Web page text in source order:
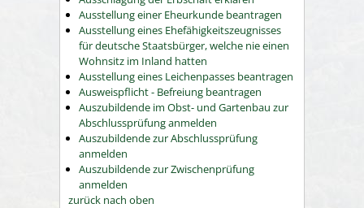
Ausstellung einer Eheurkunde beantragen
Ausstellung eines Ehefähigkeitszeugnisses
für deutsche Staatsbürger, welche nie einen
Wohnsitz im Inland hatten
Ausstellung eines Leichenpasses beantragen
Ausweispflicht - Befreiung beantragen
Auszubildende im Obst- und Gartenbau zur
Abschlussprüfung anmelden
Auszubildende zur Abschlussprüfung
anmelden
Auszubildende zur Zwischenprüfung
anmelden
zurück nach oben